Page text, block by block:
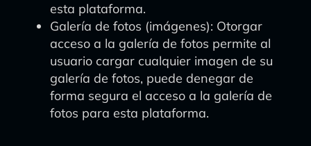
esta plataforma.
Galería de fotos (imágenes): Otorgar
acceso a la galería de fotos permite al
usuario cargar cualquier imagen de su
galería de fotos, puede denegar de
forma segura el acceso a la galería de
fotos para esta plataforma.